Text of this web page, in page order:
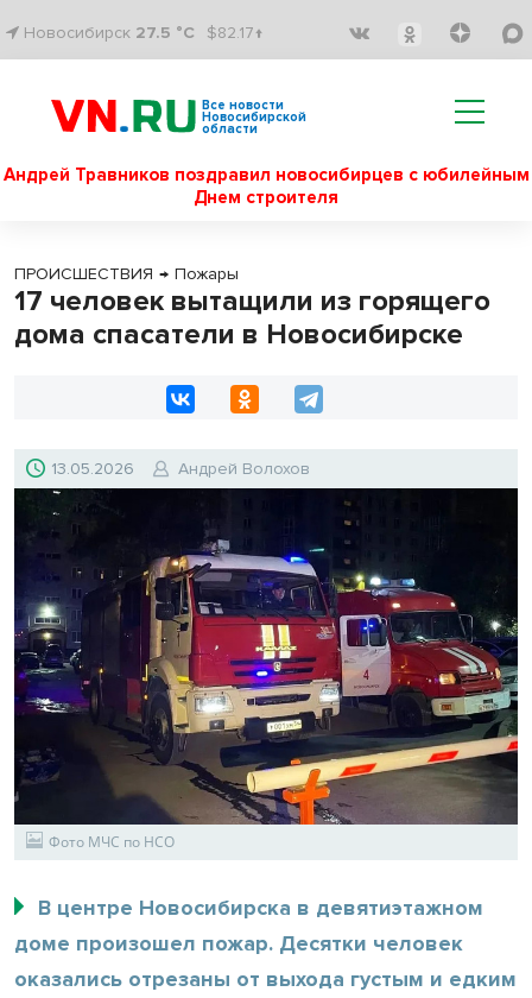
Новосибирск 27.5 °C $82.17↑
Все новости
Новосибирской
области
Андрей Травников поздравил новосибирцев с юбилейным
Днем строителя
ПРОИСШЕСТВИЯ → Пожары
17 человек вытащили из горящего
дома спасатели в Новосибирске
13.05.2026 Андрей Волохов
Фото МЧС по НСО
В центре Новосибирска в девятиэтажном
доме произошел пожар. Десятки человек
оказались отрезаны от выхода густым и едким